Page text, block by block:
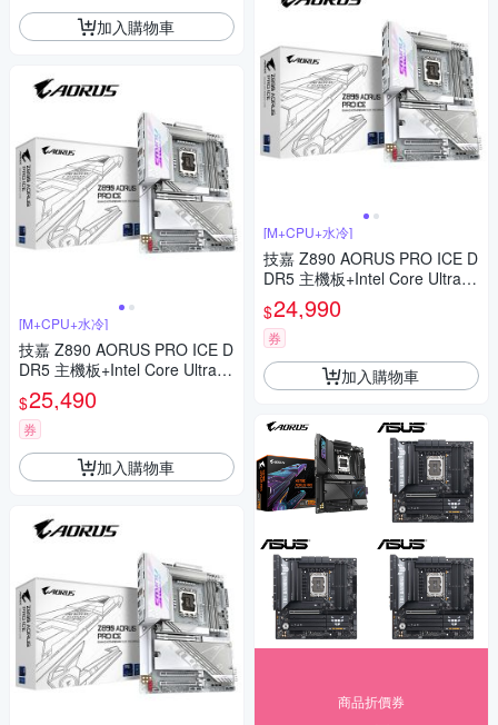
加入購物車
[M+CPU+水冷]
技嘉 Z890 AORUS PRO ICE D
DR5 主機板+Intel Core Ultra 5
250K Plus【18核】+技嘉 GAM
ING 360 ICE(白) 飛鷹水冷
$25,490
券
加入購物車
[M+CPU+水冷]
技嘉 Z890 AORUS PRO ICE D
DR5 主機板+Intel Core Ultra 5
250KF Plus【18核】+酷碼 Elit
e Liquid 360 ARGB 黑 水冷
$24,990
券
加入購物車
商品折價券